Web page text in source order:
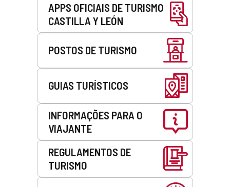
APPS OFICIAIS DE TURISMO
CASTILLA Y LEÓN
POSTOS DE TURISMO
GUIAS TURÍSTICOS
INFORMAÇÕES PARA O
VIAJANTE
REGULAMENTOS DE
TURISMO